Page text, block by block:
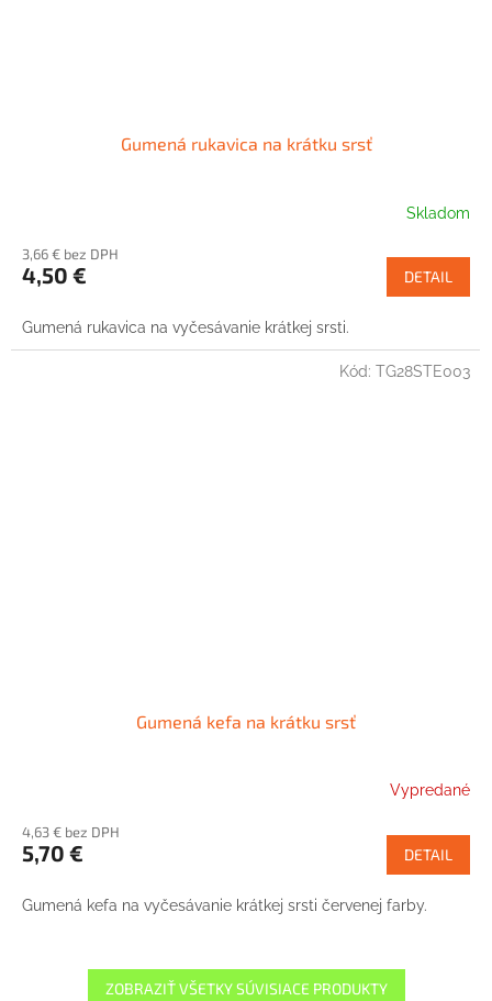
Gumená rukavica na krátku srsť
Skladom
3,66 € bez DPH
4,50 € DETAIL
Gumená rukavica na vyčesávanie krátkej srsti.
Gumená kefa na krátku srsť
Vypredané
4,63 € bez DPH
5,70 € DETAIL
Gumená kefa na vyčesávanie krátkej srsti červenej farby.
Kód: TG28STE003
ZOBRAZIŤ VŠETKY SÚVISIACE PRODUKTY